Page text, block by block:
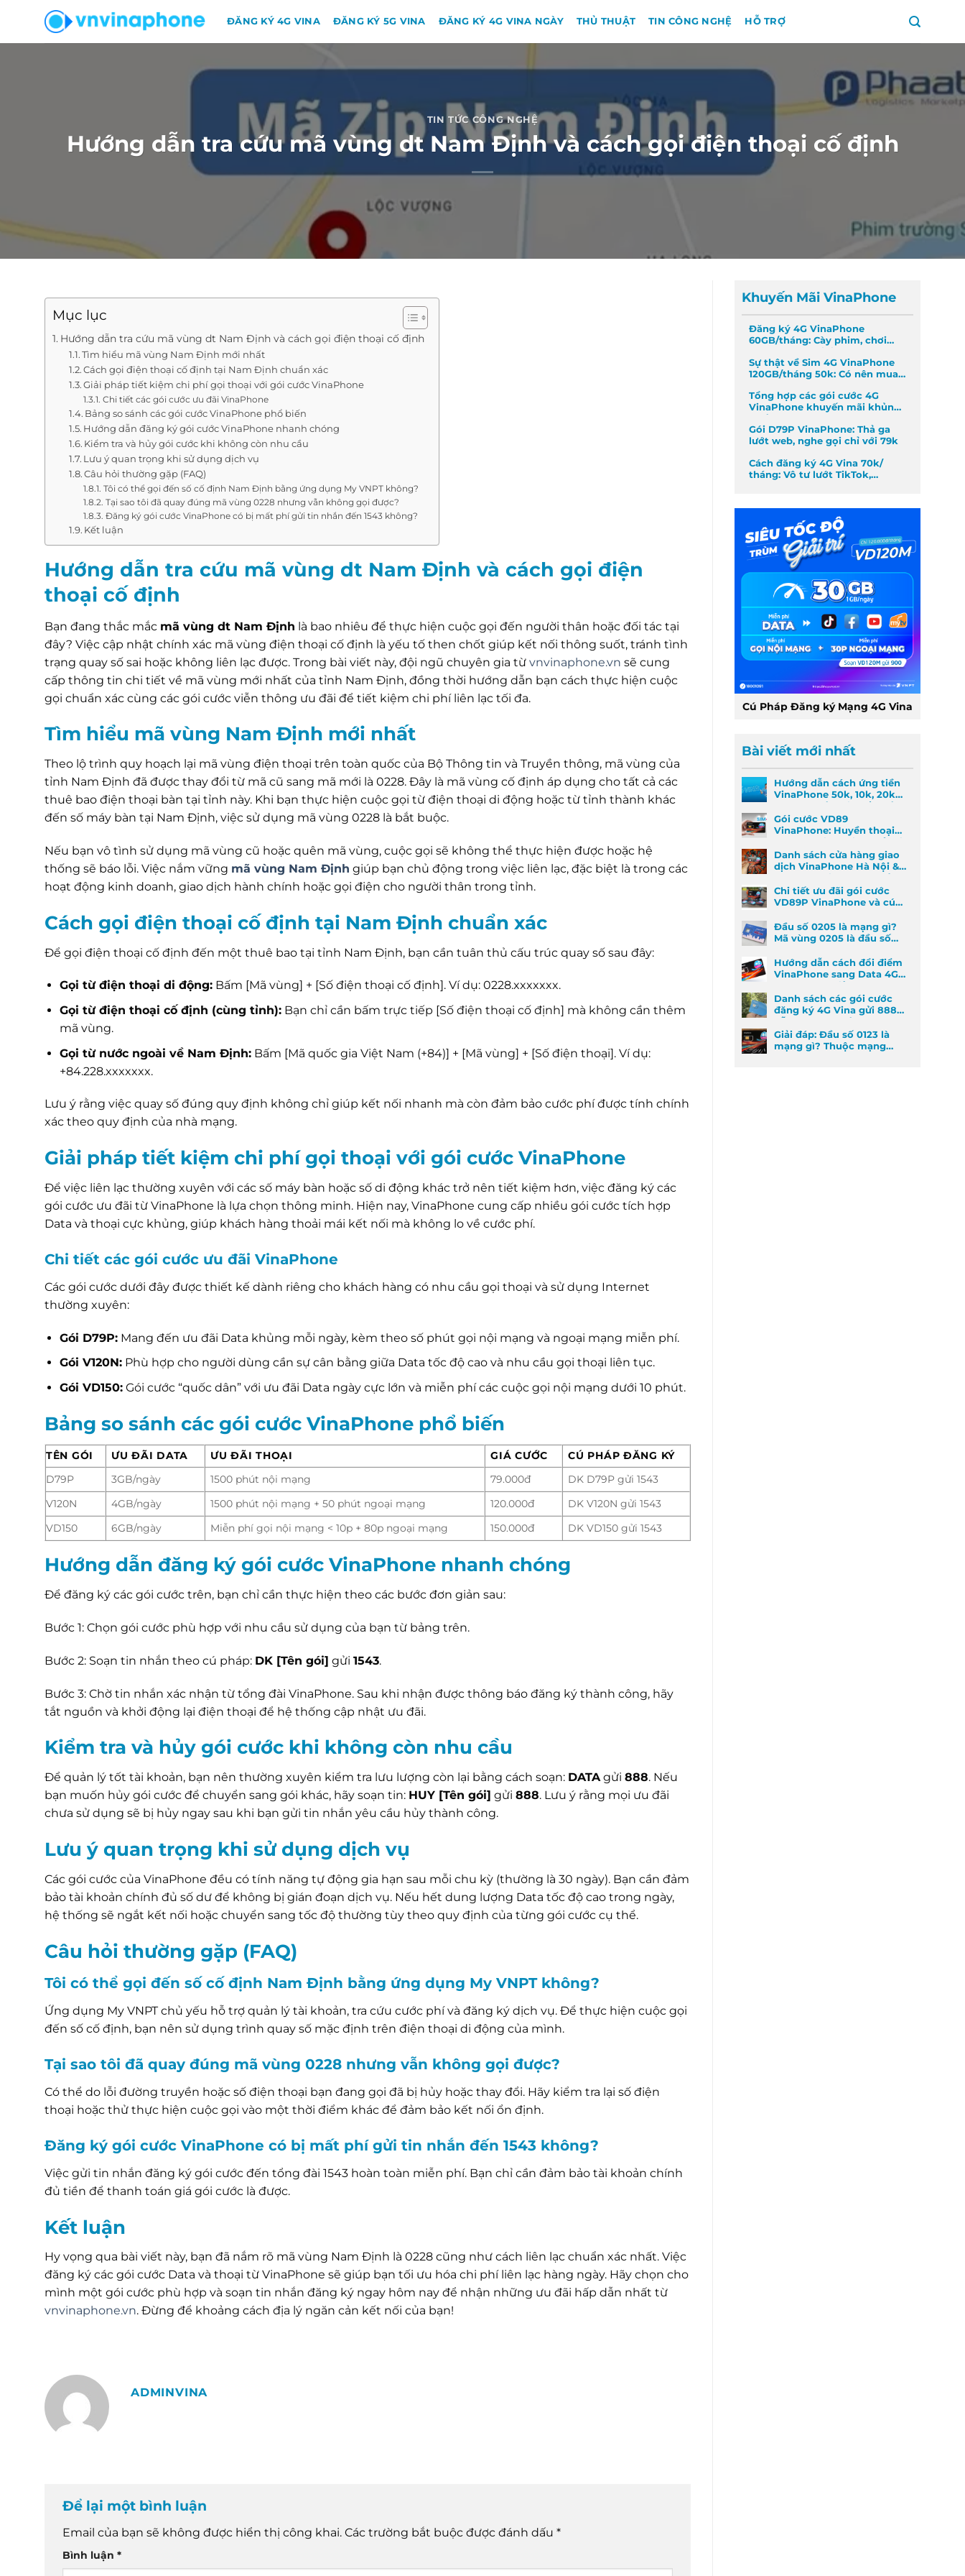
nội
ĐĂNG KÝ 4G VINA ĐĂNG KÝ 5G VINA ĐĂNG KÝ 4G VINA NGÀY THỦ THUẬT TIN CÔNG NGHỆ HỖ TRỢ
TIN TỨC CÔNG NGHỆ
Hướng dẫn tra cứu mã vùng dt Nam Định và cách gọi điện thoại cố định
Mục lục
Hướng dẫn tra cứu mã vùng dt Nam Định và cách gọi điện thoại cố định
Tìm hiểu mã vùng Nam Định mới nhất
Cách gọi điện thoại cố định tại Nam Định chuẩn xác
Giải pháp tiết kiệm chi phí gọi thoại với gói cước VinaPhone
Chi tiết các gói cước ưu đãi VinaPhone
Bảng so sánh các gói cước VinaPhone phổ biến
Hướng dẫn đăng ký gói cước VinaPhone nhanh chóng
Kiểm tra và hủy gói cước khi không còn nhu cầu
Lưu ý quan trọng khi sử dụng dịch vụ
Câu hỏi thường gặp (FAQ)
Tôi có thể gọi đến số cố định Nam Định bằng ứng dụng My VNPT không?
Tại sao tôi đã quay đúng mã vùng 0228 nhưng vẫn không gọi được?
Đăng ký gói cước VinaPhone có bị mất phí gửi tin nhắn đến 1543 không?
Kết luận
Hướng dẫn tra cứu mã vùng dt Nam Định và cách gọi điện
thoại cố định
Bạn đang thắc mắc mã vùng dt Nam Định là bao nhiêu để thực hiện cuộc gọi đến người thân hoặc đối tác tại
đây? Việc cập nhật chính xác mã vùng điện thoại cố định là yếu tố then chốt giúp kết nối thông suốt, tránh tình
trạng quay số sai hoặc không liên lạc được. Trong bài viết này, đội ngũ chuyên gia từ vnvinaphone.vn sẽ cung
cấp thông tin chi tiết về mã vùng mới nhất của tỉnh Nam Định, đồng thời hướng dẫn bạn cách thực hiện cuộc
gọi chuẩn xác cùng các gói cước viễn thông ưu đãi để tiết kiệm chi phí liên lạc tối đa.
Tìm hiểu mã vùng Nam Định mới nhất
Theo lộ trình quy hoạch lại mã vùng điện thoại trên toàn quốc của Bộ Thông tin và Truyền thông, mã vùng của
tỉnh Nam Định đã được thay đổi từ mã cũ sang mã mới là 0228. Đây là mã vùng cố định áp dụng cho tất cả các
thuê bao điện thoại bàn tại tỉnh này. Khi bạn thực hiện cuộc gọi từ điện thoại di động hoặc từ tỉnh thành khác
đến số máy bàn tại Nam Định, việc sử dụng mã vùng 0228 là bắt buộc.
Nếu bạn vô tình sử dụng mã vùng cũ hoặc quên mã vùng, cuộc gọi sẽ không thể thực hiện được hoặc hệ
thống sẽ báo lỗi. Việc nắm vững mã vùng Nam Định giúp bạn chủ động trong việc liên lạc, đặc biệt là trong các
hoạt động kinh doanh, giao dịch hành chính hoặc gọi điện cho người thân trong tỉnh.
Cách gọi điện thoại cố định tại Nam Định chuẩn xác
Để gọi điện thoại cố định đến một thuê bao tại tỉnh Nam Định, bạn cần tuân thủ cấu trúc quay số sau đây:
Gọi từ điện thoại di động:Bấm [Mã vùng] + [Số điện thoại cố định]. Ví dụ: 0228.xxxxxxx.
Gọi từ điện thoại cố định (cùng tỉnh):Bạn chỉ cần bấm trực tiếp [Số điện thoại cố định] mà không cần thêm
mã vùng.
Gọi từ nước ngoài về Nam Định:Bấm [Mã quốc gia Việt Nam (+84)] + [Mã vùng] + [Số điện thoại]. Ví dụ:
+84.228.xxxxxxx.
Lưu ý rằng việc quay số đúng quy định không chỉ giúp kết nối nhanh mà còn đảm bảo cước phí được tính chính
xác theo quy định của nhà mạng.
Giải pháp tiết kiệm chi phí gọi thoại với gói cước VinaPhone
Để việc liên lạc thường xuyên với các số máy bàn hoặc số di động khác trở nên tiết kiệm hơn, việc đăng ký các
gói cước ưu đãi từ VinaPhone là lựa chọn thông minh. Hiện nay, VinaPhone cung cấp nhiều gói cước tích hợp
Data và thoại cực khủng, giúp khách hàng thoải mái kết nối mà không lo về cước phí.
Chi tiết các gói cước ưu đãi VinaPhone
Các gói cước dưới đây được thiết kế dành riêng cho khách hàng có nhu cầu gọi thoại và sử dụng Internet
thường xuyên:
Gói D79P:Mang đến ưu đãi Data khủng mỗi ngày, kèm theo số phút gọi nội mạng và ngoại mạng miễn phí.
Gói V120N:Phù hợp cho người dùng cần sự cân bằng giữa Data tốc độ cao và nhu cầu gọi thoại liên tục.
Gói VD150:Gói cước “quốc dân” với ưu đãi Data ngày cực lớn và miễn phí các cuộc gọi nội mạng dưới 10 phút.
Bảng so sánh các gói cước VinaPhone phổ biến
TÊN GÓI ƯU ĐÃI DATA ƯU ĐÃI THOẠI GIÁ CƯỚC
CÚ PHÁP ĐĂNG KÝ
D79P
3GB/ngày 1500 phút nội mạng 79.000đ
DK D79P gửi 1543
V120N
4GB/ngày 1500 phút nội mạng + 50 phút ngoại mạng 120.000đ
DK V120N gửi 1543
VD150
6GB/ngày Miễn phí gọi nội mạng < 10p + 80p ngoại mạng 150.000đ DK VD150 gửi 1543
Hướng dẫn đăng ký gói cước VinaPhone nhanh chóng
Để đăng ký các gói cước trên, bạn chỉ cần thực hiện theo các bước đơn giản sau:
Bước 1: Chọn gói cước phù hợp với nhu cầu sử dụng của bạn từ bảng trên.
Bước 2: Soạn tin nhắn theo cú pháp: DK [Tên gói] gửi 1543.
Bước 3: Chờ tin nhắn xác nhận từ tổng đài VinaPhone. Sau khi nhận được thông báo đăng ký thành công, hãy
tắt nguồn và khởi động lại điện thoại để hệ thống cập nhật ưu đãi.
Kiểm tra và hủy gói cước khi không còn nhu cầu
Để quản lý tốt tài khoản, bạn nên thường xuyên kiểm tra lưu lượng còn lại bằng cách soạn: DATAgửi 888. Nếu
bạn muốn hủy gói cước để chuyển sang gói khác, hãy soạn tin: HUY [Tên gói] gửi 888. Lưu ý rằng mọi ưu đãi
chưa sử dụng sẽ bị hủy ngay sau khi bạn gửi tin nhắn yêu cầu hủy thành công.
Lưu ý quan trọng khi sử dụng dịch vụ
Các gói cước của VinaPhone đều có tính năng tự động gia hạn sau mỗi chu kỳ (thường là 30 ngày). Bạn cần đảm
bảo tài khoản chính đủ số dư để không bị gián đoạn dịch vụ. Nếu hết dung lượng Data tốc độ cao trong ngày,
hệ thống sẽ ngắt kết nối hoặc chuyển sang tốc độ thường tùy theo quy định của từng gói cước cụ thể.
Câu hỏi thường gặp (FAQ)
Tôi có thể gọi đến số cố định Nam Định bằng ứng dụng My VNPT không?
Ứng dụng My VNPT chủ yếu hỗ trợ quản lý tài khoản, tra cứu cước phí và đăng ký dịch vụ. Để thực hiện cuộc gọi
đến số cố định, bạn nên sử dụng trình quay số mặc định trên điện thoại di động của mình.
Tại sao tôi đã quay đúng mã vùng 0228 nhưng vẫn không gọi được?
Có thể do lỗi đường truyền hoặc số điện thoại bạn đang gọi đã bị hủy hoặc thay đổi. Hãy kiểm tra lại số điện
thoại hoặc thử thực hiện cuộc gọi vào một thời điểm khác để đảm bảo kết nối ổn định.
Đăng ký gói cước VinaPhone có bị mất phí gửi tin nhắn đến 1543 không?
Việc gửi tin nhắn đăng ký gói cước đến tổng đài 1543 hoàn toàn miễn phí. Bạn chỉ cần đảm bảo tài khoản chính
đủ tiền để thanh toán giá gói cước là được.
Kết luận
Hy vọng qua bài viết này, bạn đã nắm rõ mã vùng Nam Định là 0228 cũng như cách liên lạc chuẩn xác nhất. Việc
đăng ký các gói cước Data và thoại từ VinaPhone sẽ giúp bạn tối ưu hóa chi phí liên lạc hàng ngày. Hãy chọn cho
mình một gói cước phù hợp và soạn tin nhắn đăng ký ngay hôm nay để nhận những ưu đãi hấp dẫn nhất từ
vnvinaphone.vn. Đừng để khoảng cách địa lý ngăn cản kết nối của bạn!
ADMINVINA
Để lại một bình luận
Email của bạn sẽ không được hiển thị công khai. Các trường bắt buộc được đánh dấu *
Bình luận *
Khuyến Mãi VinaPhone
Đăng ký 4G VinaPhone
60GB/tháng: Cày phim, chơi
Sự thật về Sim 4G VinaPhone
120GB/tháng 50k: Có nên mua
Tổng hợp các gói cước 4G
VinaPhone khuyến mãi khủng
Gói D79P VinaPhone: Thả ga
lướt web, nghe gọi chỉ với 79k
Cách đăng ký 4G Vina 70k/
tháng: Vô tư lướt TikTok,
Cú Pháp Đăng ký Mạng 4G Vina
Bài viết mới nhất
Hướng dẫn cách ứng tiền
VinaPhone 50k, 10k, 20k
nhanh nhất khi khẩn cấp
Gói cước VD89
VinaPhone: Huyền thoại
Data & Gọi thoại đã trở lại
Danh sách cửa hàng giao
dịch VinaPhone Hà Nội &
Cách tìm VinaPhone gần
đây
Chi tiết ưu đãi gói cước
VD89P VinaPhone và cú
Đầu số 0205 là mạng gì?
Mã vùng 0205 là đầu số
Hướng dẫn cách đổi điểm
VinaPhone sang Data 4G
cực kỳ đơn giản
Danh sách các gói cước
đăng ký 4G Vina gửi 888
dễ đăng ký nhất
Giải đáp: Đầu số 0123 là
mạng gì? Thuộc mạng